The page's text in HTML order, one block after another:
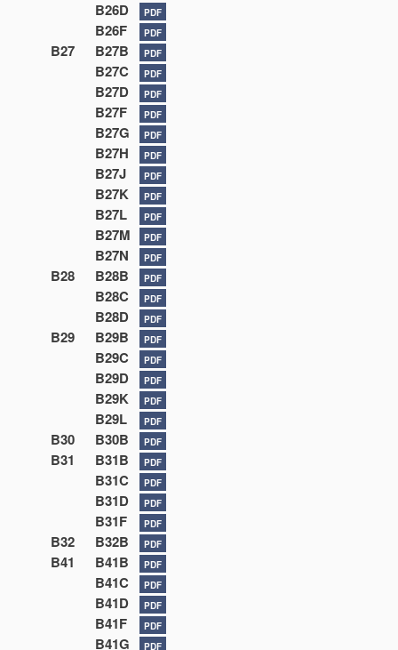
B26D PDF
B26F PDF
B27 B27B PDF
B27C PDF
B27D PDF
B27F PDF
B27G PDF
B27H PDF
B27J PDF
B27K PDF
B27L PDF
B27M PDF
B27N PDF
B28 B28B PDF
B28C PDF
B28D PDF
B29 B29B PDF
B29C PDF
B29D PDF
B29K PDF
B29L PDF
B30 B30B PDF
B31 B31B PDF
B31C PDF
B31D PDF
B31F PDF
B32 B32B PDF
B41 B41B PDF
B41C PDF
B41D PDF
B41F PDF
B41G PDF